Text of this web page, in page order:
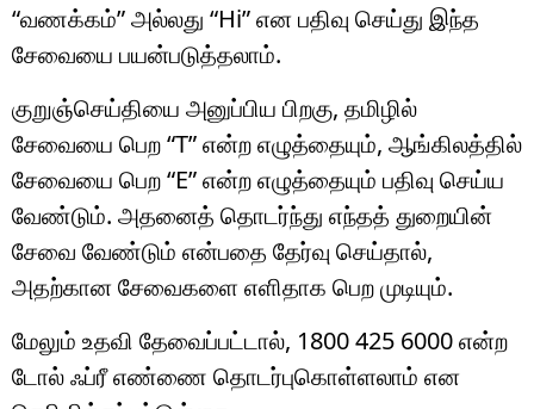
“வணக்கம்” அல்லது “Hi” என பதிவு செய்து இந்த
சேவையை பயன்படுத்தலாம்.
குறுஞ்செய்தியை அனுப்பிய பிறகு, தமிழில்
சேவையை பெற “T” என்ற எழுத்தையும், ஆங்கிலத்தில்
சேவையை பெற “E” என்ற எழுத்தையும் பதிவு செய்ய
வேண்டும். அதனைத் தொடர்ந்து எந்தத் துறையின்
சேவை வேண்டும் என்பதை தேர்வு செய்தால்,
அதற்கான சேவைகளை எளிதாக பெற முடியும்.
மேலும் உதவி தேவைப்பட்டால், 1800 425 6000 என்ற
டோல் ஃப்ரீ எண்ணை தொடர்புகொள்ளலாம் என